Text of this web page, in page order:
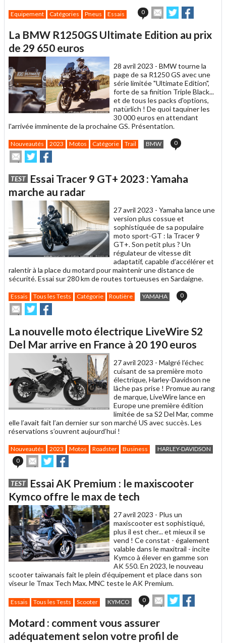
Equipement Catégories Pneus Essais 0
Envoyer
cet
à
Partager
sur sur
La BMW R1250GS Ultimate Edition au prix
de 29 650 euros
28 avril 2023 - BMW tourne la
page de sa R1250 GS avec une
série limitée "Ultimate Edition",
forte de sa finition Triple Black...
et de tous les packs d'options,
natürlich ! De quoi taquiner les
30 000 euros en attendant
l'arrivée imminente de la prochaine GS. Présentation.
Nouveautés 2023 Motos Catégorie Trail BMW 0
Envoyer
cet
à
un
ami
Partager
sur
sur
TEST Essai Tracer 9 GT+ 2023 : Yamaha
marche au radar
27 avril 2023 - Yamaha lance une
version plus cossue et
sophistiquée de sa populaire
moto sport-GT : la Tracer 9
GT+. Son petit plus ? Un
régulateur de vitesse dit
adaptatif, capable d’accélérer et
ralentir à la place du motard pour maintenir une distance de
sécurité. Essai sur 280 km de routes tortueuses en Sardaigne.
Essais Tous les Tests Catégorie Routière YAMAHA 0
Envoyer
cet
à
un
ami
Partager
sur
sur
La nouvelle moto électrique LiveWire S2
Del Mar arrive en France à 20 190 euros
27 avril 2023 - Malgré l’échec
cuisant de sa première moto
électrique, Harley-Davidson ne
lâche pas prise ! Promue au rang
de marque, LiveWire lance en
Europe une première édition
limitée de sa S2 Del Mar, comme
elle l’avait fait l’an dernier sur son marché US avec succès. Les
réservations s’ouvrent aujourd’hui !
Nouveautés 2023 Motos Roadster Business
HARLEY-DAVIDSON
0
Envoyer
cet
un
ami
Partager
sur sur
TEST Essai AK Premium : le maxiscooter
Kymco offre le max de tech
27 avril 2023 - Plus un
maxiscooter est sophistiqué,
plus il est cher... et mieux il se
vend ! Ce constat - également
valable dans le maxitrail - incite
Kymco à élever en gamme son
AK 550. En 2023, le nouveau
scooter taïwanais fait le plein d’équipement et place dans son
viseur le Tmax Tech Max. MNC teste le AK Premium.
Essais Tous les Tests Scooter KYMCO 0
Envoyer
cet
à
un
Partager
sur sur
Motard : comment vous assurer
adéquatement selon votre profil de